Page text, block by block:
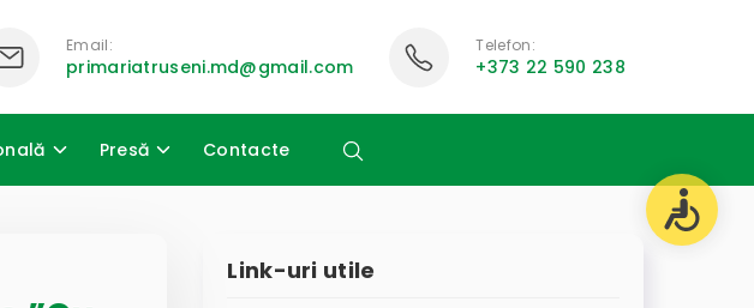
Email:
primariatruseni.md@gmail.com
Telefon:
+373 22 590 238
Presă Contacte
Link-uri utile